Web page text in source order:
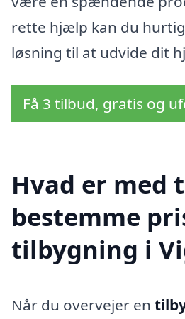
rette hjælp kan du
løsning til at udvide dit
Få 3 tilbud, gratis og
Hvad er med
bestemme
tilbygning i
Når du overvejer en